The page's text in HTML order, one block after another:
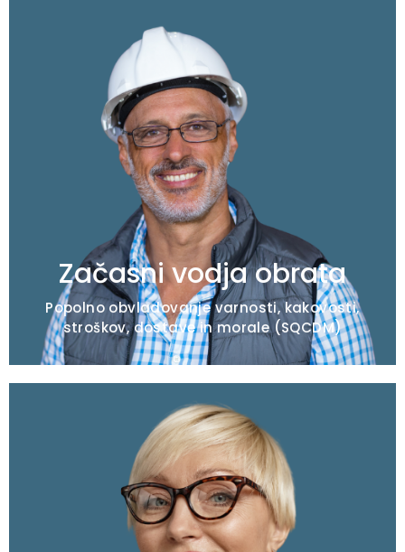
Začasni vodja obrata
Popolno obvladovanje varnosti, kakovosti,
stroškov, dostave in morale (SQCDM)
Tipična pooblastila
Ponastavitev izvedbe izmene / odgovornost za
Obrat ključnih kazalnikov uspešnosti / izvajanje
dnevne rutine
Dvig moralne ravni / usposabljanje vodij v prvi
liniji
Tipična pooblastila
Neuspešno uvajanje vitkega poslovanja /